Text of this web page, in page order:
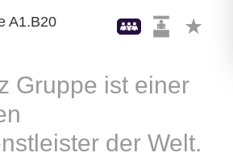
A1.B20
Gruppe ist einer
der Welt.